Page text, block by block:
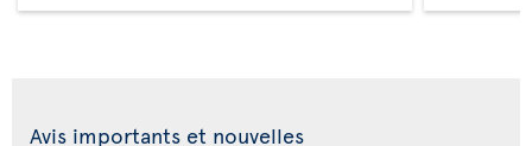
Avis importants et nouvelles